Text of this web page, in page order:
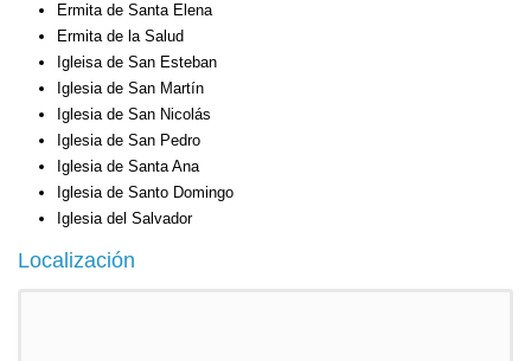
Ermita de Santa Elena
Ermita de la Salud
Igleisa de San Esteban
Iglesia de San Martín
Iglesia de San Nicolás
Iglesia de San Pedro
Iglesia de Santa Ana
Iglesia de Santo Domingo
Iglesia del Salvador
Localización